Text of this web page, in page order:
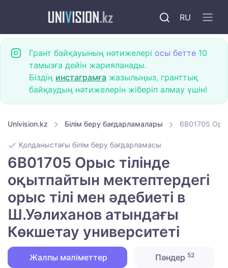
RU
Грант байқауының нәтижелері осы бетте 10
тамызға дейін жарияланады.
Біздің инстаграмға жазылыңыз, гранттық
байқаудың нәтижелерін жіберіп алмау үшін!
Univision.kz Білім беру бағдарламалары 6B01705
Қолданыстағы білім беру бағдарламасы
6B01705 Орыс тілінде
оқытпайтын мектептердегі
орыс тілі мен әдебиеті в
Ш.Уәлиханов атындағы
Көкшетау университетi
Жалпы мәліметтер Пәндер 52